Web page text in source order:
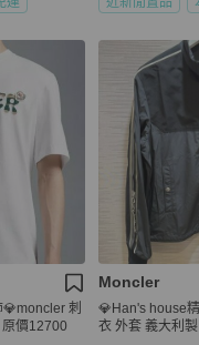
刺
原價12700
Moncler
💎Han's house
衣 外套 義大利製